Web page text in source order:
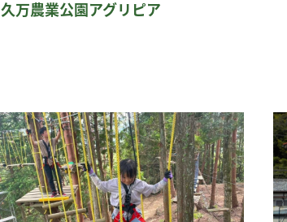
久万農業公園アグリピア